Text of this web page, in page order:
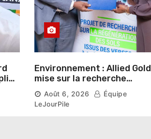
Environnement : Allied Gold
mise sur la recherche
scientifique pour restaurer
les sols de ses sites miniers
Août 6, 2026
Équipe
LeJourPile